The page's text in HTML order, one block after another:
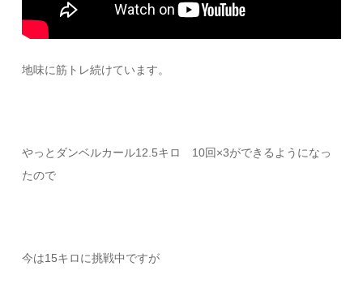
地味に筋トレ続けています。
やっとダンベルカール12.5キロ 10回×3ができるようになっ
たので
今は15キロに挑戦中ですが